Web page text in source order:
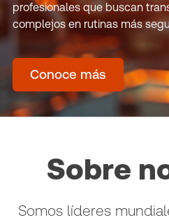
profesionales que buscan
complejos en rutinas más
Conoce más
Sobre
Somos líderes